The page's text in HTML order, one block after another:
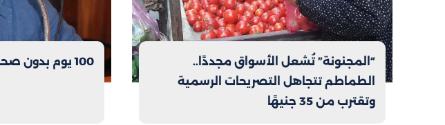
“المجنونة” تُشعل الأسواق مجددًا..
الطماطم تتجاهل التصريحات الرسمية
وتقترب من 35 جنيهًا
100 يوم بدون صحافة ورقية